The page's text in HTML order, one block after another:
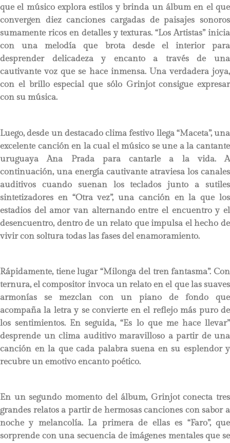
que el músico explora estilos y brinda un álbum en el que
convergen diez canciones cargadas de paisajes sonoros
sumamente ricos en detalles y texturas. “Los Artistas” inicia
con una melodía que brota desde el interior para
desprender delicadeza y encanto a través de una
cautivante voz que se hace inmensa. Una verdadera joya,
con el brillo especial que sólo Grinjot consigue expresar
con su música.
Luego, desde un destacado clima festivo llega “Maceta”, una
excelente canción en la cual el músico se une a la cantante
uruguaya Ana Prada para cantarle a la vida. A
continuación, una energía cautivante atraviesa los canales
auditivos cuando suenan los teclados junto a sutiles
sintetizadores en “Otra vez”, una canción en la que los
estadios del amor van alternando entre el encuentro y el
desencuentro, dentro de un relato que impulsa el hecho de
vivir con soltura todas las fases del enamoramiento.
Rápidamente, tiene lugar “Milonga del tren fantasma”. Con
ternura, el compositor invoca un relato en el que las suaves
armonías se mezclan con un piano de fondo que
acompaña la letra y se convierte en el reflejo más puro de
los sentimientos. En seguida, “Es lo que me hace llevar”
desprende un clima auditivo maravilloso a partir de una
canción en la que cada palabra suena en su esplendor y
recubre un emotivo encanto poético.
En un segundo momento del álbum, Grinjot conecta tres
grandes relatos a partir de hermosas canciones con sabor a
noche y melancolía. La primera de ellas es “Faro”, que
sorprende con una secuencia de imágenes mentales que se